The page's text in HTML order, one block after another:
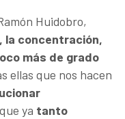
Huidobro,
la concentración,
más de grado
ellas que nos hacen
ya tanto